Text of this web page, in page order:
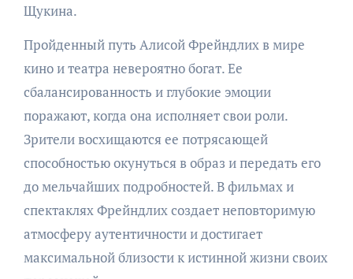
Щукина.
Пройденный путь Алисой Фрейндлих в мире
кино и театра невероятно богат. Ее
сбалансированность и глубокие эмоции
поражают, когда она исполняет свои роли.
Зрители восхищаются ее потрясающей
способностью окунуться в образ и передать его
до мельчайших подробностей. В фильмах и
спектаклях Фрейндлих создает неповторимую
атмосферу аутентичности и достигает
максимальной близости к истинной жизни своих